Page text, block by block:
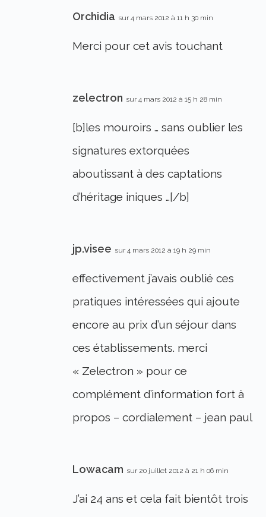
Orchidia sur 4 mars 2012 à 11 h 30 min
Merci pour cet avis touchant
zelectron sur 4 mars 2012 à 15 h 28 min
[b]les mouroirs … sans oublier les
signatures extorquées
aboutissant à des captations
d’héritage iniques …[/b]
jp.visee sur 4 mars 2012 à 19 h 29 min
effectivement j’avais oublié ces
pratiques intéressées qui ajoute
encore au prix d’un séjour dans
ces établissements. merci
« Zelectron » pour ce
complément d’information fort à
propos – cordialement – jean paul
Lowacam sur 20 juillet 2012 à 21 h 06 min
J’ai 24 ans et cela fait bientôt trois